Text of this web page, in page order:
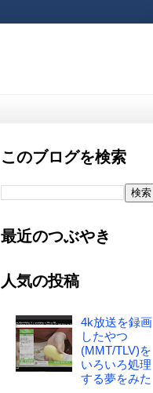
このブログを検索
最近のつぶやき
人気の投稿
4k放送を録画
したやつ
(MMT/TLV)を
いろいろ処理
する夢をみた